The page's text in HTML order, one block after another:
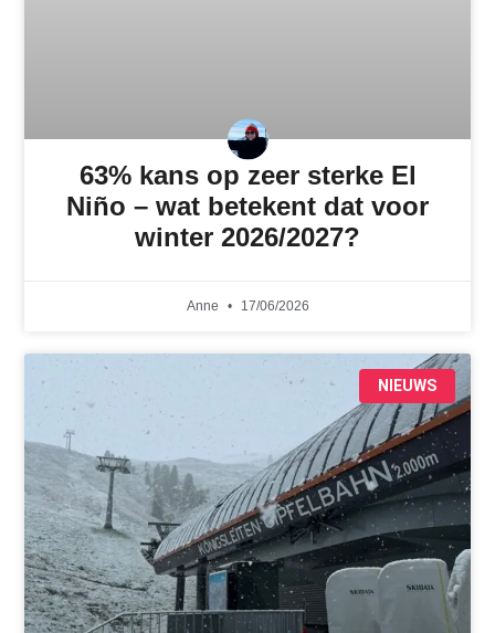
63% kans op zeer sterke El
Niño – wat betekent dat voor
winter 2026/2027?
Anne 17/06/2026
NIEUWS